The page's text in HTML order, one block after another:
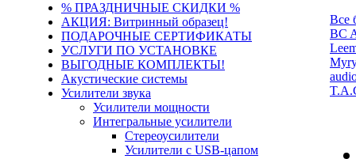
% ПРАЗДНИЧНЫЕ СКИДКИ %
АКЦИЯ: Витринный образец!
ПОДАРОЧНЫЕ СЕРТИФИКАТЫ
УСЛУГИ ПО УСТАНОВКЕ
ВЫГОДНЫЕ КОМПЛЕКТЫ!
Акустические системы
Усилители звука
Усилители мощности
Интегральные усилители
Стереоусилители
Усилители с USB-цапом
Все
BC